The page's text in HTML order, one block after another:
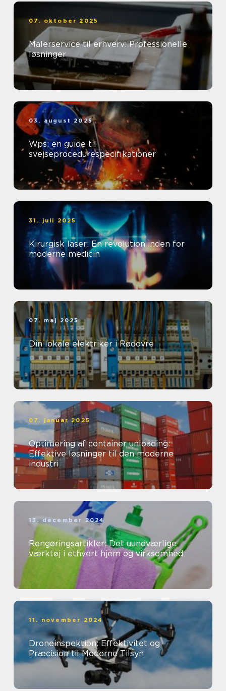
07. oktober 2025
Malerservice til erhverv: Professionelle
løsninger
03. august 2025
Wps: en guide til
svejseprocedurespecifikationer
31. juli 2025
Kirurgisk laser: En revolution inden for
moderne medicin
07. maj 2025
Din lokale elektriker i Rødovre
07. januar 2025
Optimering af container unloading:
Effektive løsninger til den moderne
industri
13. december 2024
Rengøringsartikler: Det uundværlige
værktøj i ethvert hjem og virksomhed
11. november 2024
Droneinspektion: Effektivitet og
Præcision til Moderne Tilsyn